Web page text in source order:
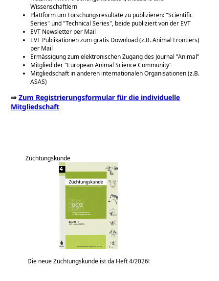
Wissenschaftlern
Plattform um Forschungsresultate zu publizieren: Scientific
Series und Technical Series , beide publiziert von der EVT
EVT Newsletter per Mail
EVT Publikationen zum gratis Download (z.B. Animal Frontiers)
per Mail
Ermässigung zum elektronischen Zugang des Journal Animal
Mitglied der European Animal Science Community
Mitgliedschaft in anderen internationalen Organisationen (z.B.
ASAS)
⇒Zum Registrierungsformular für die individuelle
Mitgliedschaft
Züchtungskunde
Die neue Züchtungskunde ist da Heft 4/2026!